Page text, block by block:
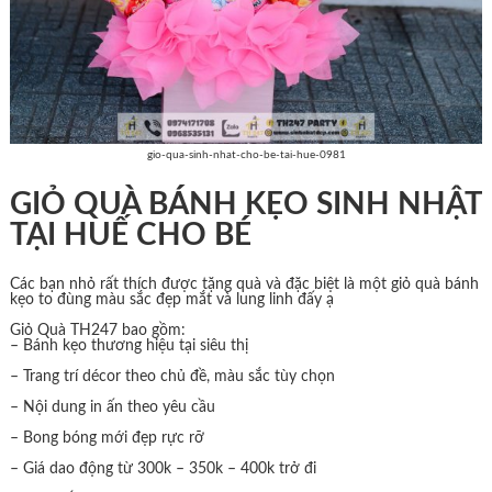
gio-qua-sinh-nhat-cho-be-tai-hue-0981
GIỎ QUÀ BÁNH KẸO SINH NHẬT
TẠI HUẾ CHO BÉ
Các bạn nhỏ rất thích được tặng quà và đặc biệt là một giỏ quà bánh
kẹo to đùng màu sắc đẹp mắt và lung linh đấy ạ
Giỏ Quà TH247 bao gồm:
– Bánh kẹo thương hiệu tại siêu thị
– Trang trí décor theo chủ đề, màu sắc tùy chọn
– Nội dung in ấn theo yêu cầu
– Bong bóng mới đẹp rực rỡ
– Giá dao động từ 300k – 350k – 400k trở đi